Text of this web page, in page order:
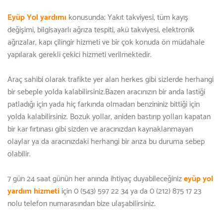
Eyüp Yol yardımı konusunda; Yakıt takviyesi, tüm kayış
değişimi, bilgisayarlı ağrıza tespiti, akü takviyesi, elektronik
ağrızalar, kapı çilingir hizmeti ve bir çok konuda ön müdahale
yapılarak gerekli çekici hizmeti verilmektedir.
Araç sahibi olarak trafikte yer alan herkes gibi sizlerde herhangi
bir sebeple yolda kalabilirsiniz.Bazen aracınızın bir anda lastiği
patladığı için yada hiç farkında olmadan benzininiz bittiği için
yolda kalabilirsiniz. Bozuk yollar, aniden bastırıp yolları kapatan
bir kar fırtınası gibi sizden ve aracınızdan kaynaklanmayan
olaylar ya da aracınızdaki herhangi bir arıza bu duruma sebep
olabilir.
7 gün 24 saat günün her anında ihtiyaç duyabileceğinizeyüp yol
yardım hizmeti için 0 (543) 597 22 34 ya da 0 (212) 875 17 23
nolu telefon numarasından bize ulaşabilirsiniz.